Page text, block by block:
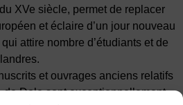
XVe siècle, permet de replacer
et éclaire d’un jour nouveau
attire nombre d’étudiants et de
et ouvrages anciens relatifs
de Dole sont exceptionnellement